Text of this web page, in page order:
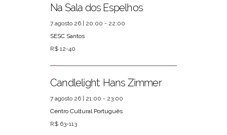
Na Sala dos Espelhos
7 agosto 26 | 20:00 - 22:00
SESC Santos
R$ 12-40
Candlelight: Hans Zimmer
7 agosto 26 | 21:00 - 23:00
Centro Cultural Português
R$ 63-113